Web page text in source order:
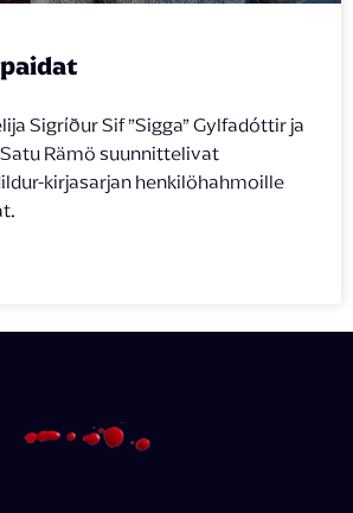
Sigríður Sif ”Sigga” Gylfadóttir ja
Rämö suunnittelivat
kirjasarjan henkilöhahmoille